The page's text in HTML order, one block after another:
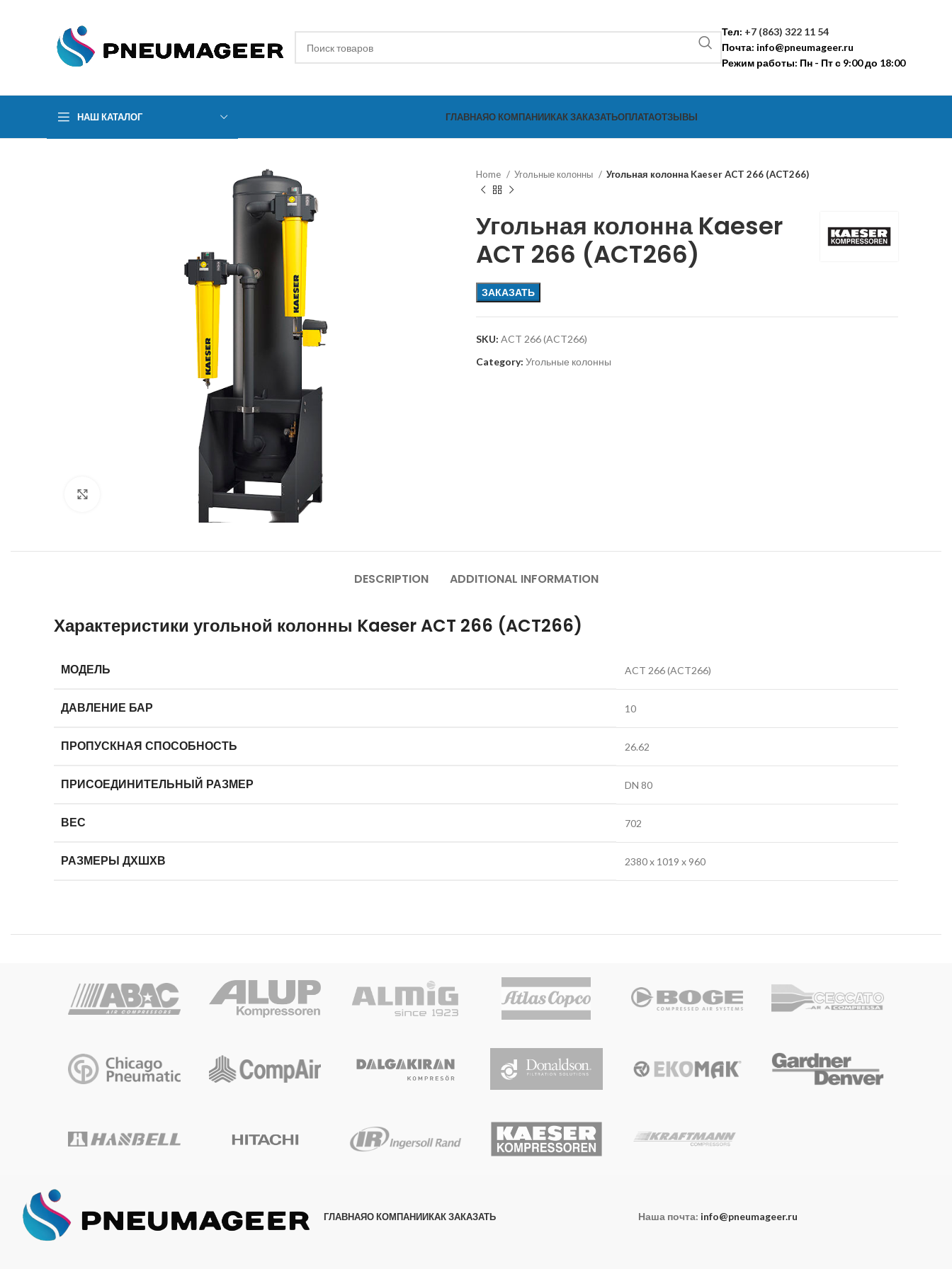
Тел: +7 (863) 322 11 54
Почта: info@pneumageer.ru
Режим работы: Пн - Пт с 9:00 до 18:00
НАШ КАТАЛОГ ГЛАВНАЯО КОМПАНИИКАК ЗАКАЗАТЬОПЛАТАОТЗЫВЫ
Home Угольные колонны Угольная колонна Kaeser ACT 266 (ACT266)
Угольная колонна Kaeser
ACT 266 (ACT266)
ЗАКАЗАТЬ
SKU: ACT 266 (ACT266)
Category: Угольные колонны
DESCRIPTION ADDITIONAL INFORMATION
Характеристики угольной колонны Kaeser ACT 266 (ACT266)
МОДЕЛЬ ACT 266 (ACT266)
ДАВЛЕНИЕ БАР 10
ПРОПУСКНАЯ СПОСОБНОСТЬ 26.62
ПРИСОЕДИНИТЕЛЬНЫЙ РАЗМЕР DN 80
ВЕС 702
РАЗМЕРЫ ДХШХВ 2380 x 1019 x 960
ГЛАВНАЯО КОМПАНИИКАК ЗАКАЗАТЬ Наша почта: info@pneumageer.ru